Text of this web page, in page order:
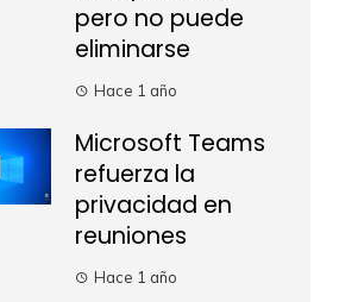
pero no puede
eliminarse
Hace 1 año
Microsoft Teams
refuerza la
privacidad en
reuniones
Hace 1 año